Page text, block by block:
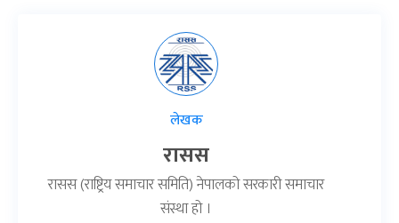
लेखक
रासस
रासस (राष्ट्रिय समाचार समिति) नेपालको सरकारी समाचार
संस्था हो ।